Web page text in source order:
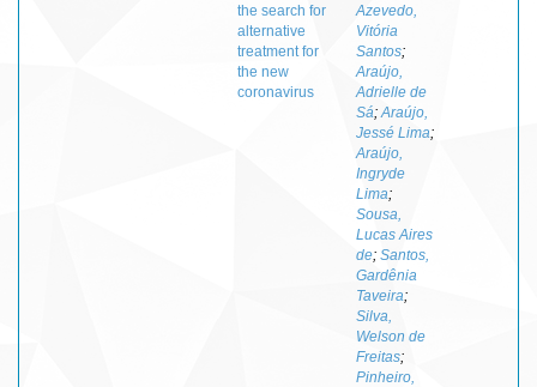
the search for
alternative
treatment for
the new
coronavirus
Azevedo,
Vitória
Santos;
Araújo,
Adrielle de
Sá; Araújo,
Jessé Lima;
Araújo,
Ingryde
Lima;
Sousa,
Lucas Aires
de; Santos,
Gardênia
Taveira;
Silva,
Welson de
Freitas;
Pinheiro,